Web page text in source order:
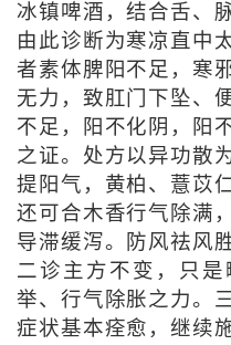
冰镇啤酒，结合舌、
由此诊断为寒凉直中
者素体脾阳不足，寒
无力，致肛门下坠、
不足，阳不化阴，阳
之证。处方以异功散
提阳气，黄柏、薏苡
还可合木香行气除满
导滞缓泻。防风祛风
二诊主方不变，只
举、行气除胀之力。
症状基本痊愈，继续